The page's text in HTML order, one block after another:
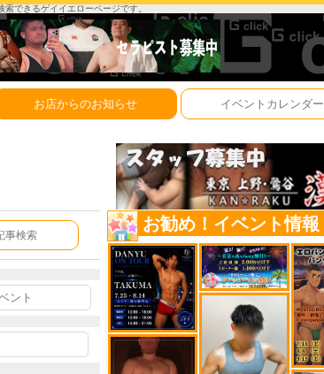
できるゲイイエローページです。
お店からのお知らせ イベントカレンダー
事検索
ント
お勧め！イベント情報